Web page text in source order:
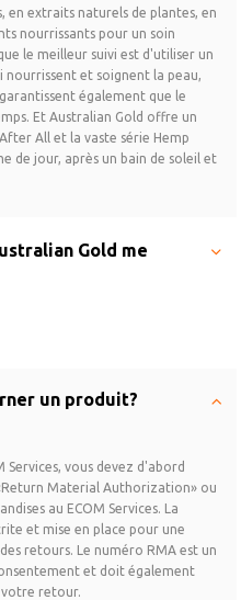
en extraits naturels de plantes, en
nourrissants pour un soin
le meilleur suivi est d'utiliser un
nourrissent et soignent la peau,
également que le
Et Australian Gold offre un
All et la vaste série Hemp
de jour, après un bain de soleil et
Gold me
un produit?
vous devez d'abord
Material Authorization» ou
au ECOM Services. La
et mise en place pour une
retours. Le numéro RMA est un
et doit également
retour.